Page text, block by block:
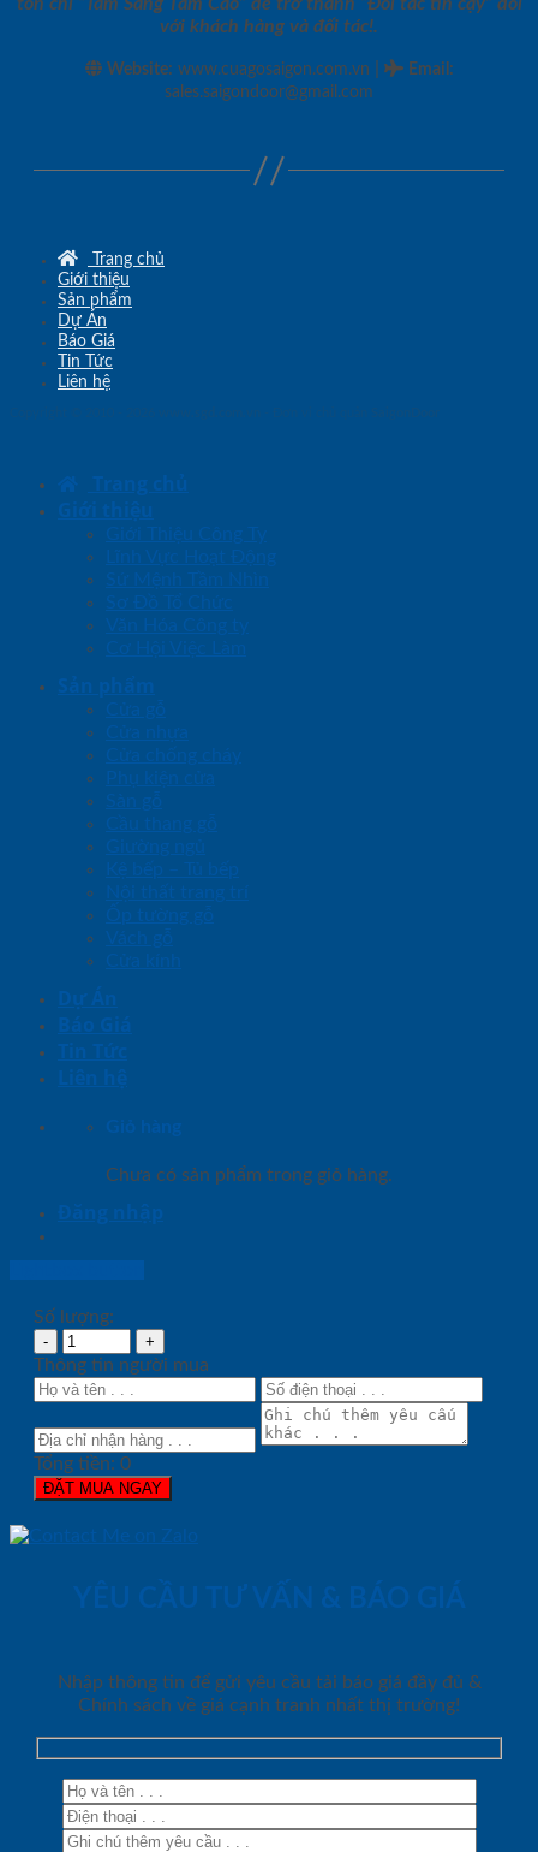
với khách hàng và đối tác!.
Website: www.cuagosaigon.com.vn Email :
sales.saigondoor@gmail.com
Trang chủ
Giới thiệu
Sản phẩm
Dự Án
Báo Giá
Tin Tức
Liên hệ
Trang chủ
Giới thiệu
Giới Thiệu Công Ty
Lĩnh Vực Hoạt Động
Sứ Mệnh Tầm Nhìn
Sơ Đồ Tổ Chức
Văn Hóa Công ty
Cơ Hội Việc Làm
Sản phẩm
Cửa gỗ
Cửa nhựa
Cửa chống cháy
Phụ kiện cửa
Sàn gỗ
Cầu thang gỗ
Giường ngủ
Kệ bếp – Tủ bếp
Nội thất trang trí
Ốp tường gỗ
Vách gỗ
Cửa kính
Dự Án
Báo Giá
Tin Tức
Liên hệ
Giỏ hàng
Chưa có sản phẩm trong giỏ hàng.
Đăng nhập
Số lượng:
Thông tin người mua
Tổng tiền: 0
ĐẶT MUA NGAY
YÊU CẦU TƯ VẤN & BÁO GIÁ
Nhập thông tin để gửi yêu cầu tải báo giá đầy đủ &
Chính sách về giá cạnh tranh nhất thị trường!